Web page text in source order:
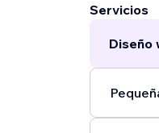
Servicios
Diseño